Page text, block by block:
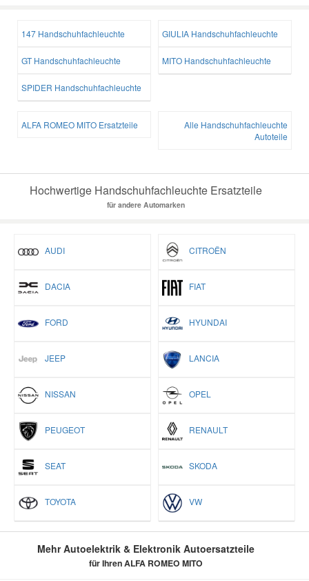
147 Handschuhfachleuchte GIULIA Handschuhfachleuchte
GT Handschuhfachleuchte MITO Handschuhfachleuchte
SPIDER Handschuhfachleuchte
ALFA ROMEO MITO Ersatzteile
Alle Handschuhfachleuchte
Autoteile
Hochwertige Handschuhfachleuchte Ersatzteile
für andere Automarken
AUDI CITROËN
DACIA FIAT
FORD HYUNDAI
JEEP LANCIA
NISSAN OPEL
PEUGEOT RENAULT
SEAT SKODA
TOYOTA VW
Mehr Autoelektrik & Elektronik Autoersatzteile
für Ihren ALFA ROMEO MITO